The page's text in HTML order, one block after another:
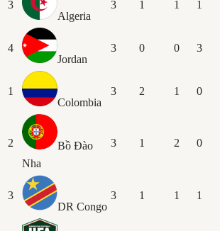
3
Algeria
3 1 1 1
4
Jordan
3 0 0 3
1
Colombia
3 2 1 0
2
Bồ Đào
Nha
3 1 2 0
3
DR Congo
3 1 1 1